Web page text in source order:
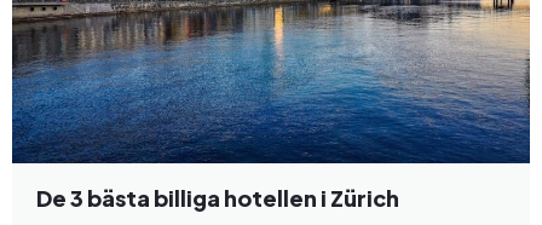
De 3 bästa billiga hotellen i Zürich